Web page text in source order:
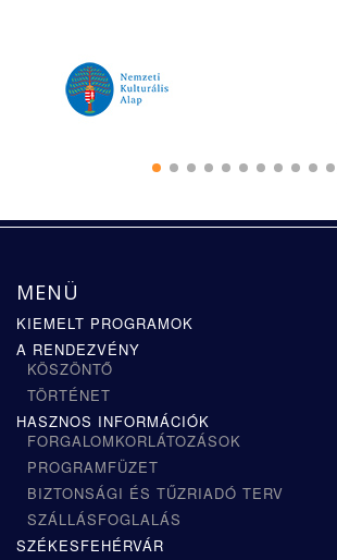
MENÜ
KIEMELT PROGRAMOK
A RENDEZVÉNY
KÖSZÖNTŐ
TÖRTÉNET
HASZNOS INFORMÁCIÓK
FORGALOMKORLÁTOZÁSOK
PROGRAMFÜZET
BIZTONSÁGI ÉS TŰZRIADÓ TERV
SZÁLLÁSFOGLALÁS
SZÉKESFEHÉRVÁR